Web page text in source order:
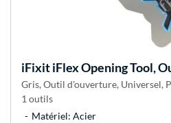
iFixitiFlex Opening Tool,
Gris, Outil d'ouverture, Universel,
1 outils
Matériel: Acier